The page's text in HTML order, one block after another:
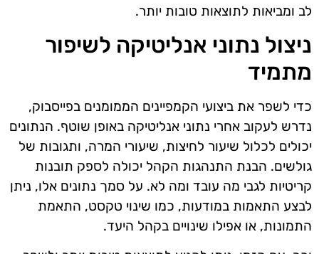
לב ומביאות לתוצאות טובות יותר.
ניצול נתוני אנליטיקה לשיפור
מתמיד
כדי לשפר את ביצועי הקמפיינים הממומנים בפייסבוק,
נדרש לעקוב אחרי נתוני אנליטיקה באופן שוטף. הנתונים
יכולים לכלול שיעור לחיצות, שיעורי המרה, ותגובות של
גולשים. הבנת התנהגות הקהל יכולה לספק תובנות
קריטיות לגבי מה עובד ומה לא. על סמך נתונים אלו, ניתן
לבצע התאמות במודעות, כמו שינוי טקסט, התאמת
התמונות, או אפילו שינויים בקהל היעד.